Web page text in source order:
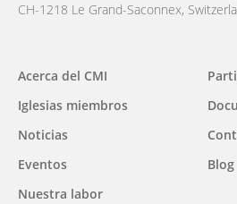
CH-1218 Le Grand-Saconnex,
Main
navigation
Acerca del CMI
Iglesias miembros
Noticias
Eventos
Nuestra labor
Blog